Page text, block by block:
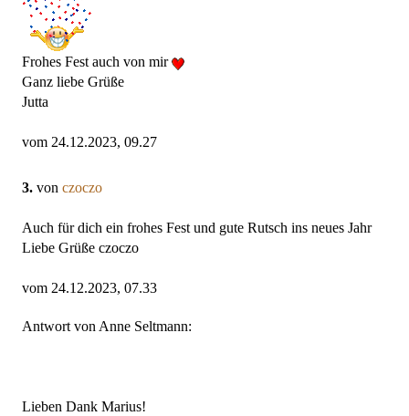
Frohes Fest auch von mir
Ganz liebe Grüße
Jutta
vom 24.12.2023, 09.27
3. von czoczo
Auch für dich ein frohes Fest und gute Rutsch ins neues Jahr
Liebe Grüße czoczo
vom 24.12.2023, 07.33
Antwort von Anne Seltmann:
Lieben Dank Marius!